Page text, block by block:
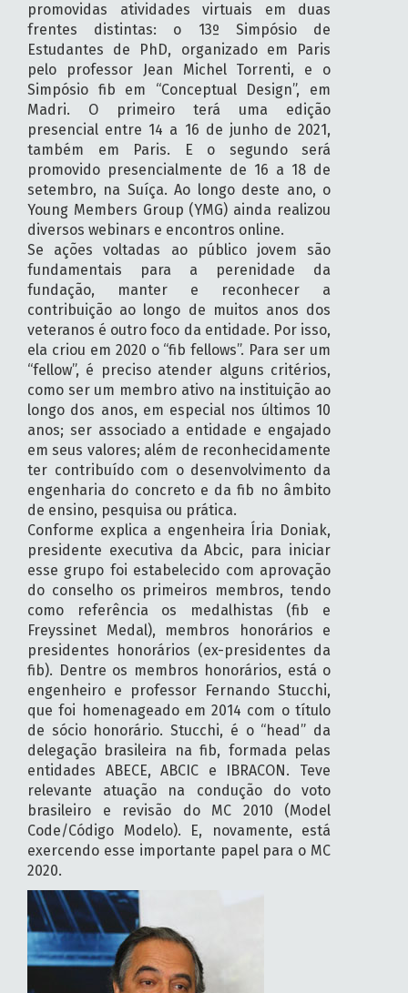
promovidas atividades virtuais em duas
frentes distintas: o 13º Simpósio de
Estudantes de PhD, organizado em Paris
pelo professor Jean Michel Torrenti, e o
Simpósio fib em “Conceptual Design”, em
Madri. O primeiro terá uma edição
presencial entre 14 a 16 de junho de 2021,
também em Paris. E o segundo será
promovido presencialmente de 16 a 18 de
setembro, na Suíça. Ao longo deste ano, o
Young Members Group (YMG) ainda realizou
diversos webinars e encontros online.
Se ações voltadas ao público jovem são
fundamentais para a perenidade da
fundação, manter e reconhecer a
contribuição ao longo de muitos anos dos
veteranos é outro foco da entidade. Por isso,
ela criou em 2020 o “fib fellows”. Para ser um
“fellow”, é preciso atender alguns critérios,
como ser um membro ativo na instituição ao
longo dos anos, em especial nos últimos 10
anos; ser associado a entidade e engajado
em seus valores; além de reconhecidamente
ter contribuído com o desenvolvimento da
engenharia do concreto e da fib no âmbito
de ensino, pesquisa ou prática.
Conforme explica a engenheira Íria Doniak,
presidente executiva da Abcic, para iniciar
esse grupo foi estabelecido com aprovação
do conselho os primeiros membros, tendo
como referência os medalhistas (fib e
Freyssinet Medal), membros honorários e
presidentes honorários (ex-presidentes da
fib). Dentre os membros honorários, está o
engenheiro e professor Fernando Stucchi,
que foi homenageado em 2014 com o título
de sócio honorário. Stucchi, é o “head” da
delegação brasileira na fib, formada pelas
entidades ABECE, ABCIC e IBRACON. Teve
relevante atuação na condução do voto
brasileiro e revisão do MC 2010 (Model
Code/Código Modelo). E, novamente, está
exercendo esse importante papel para o MC
2020.